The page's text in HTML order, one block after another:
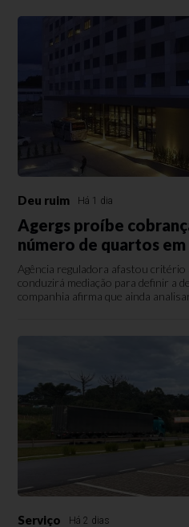
Deu ruim Há 1 dia
Agergs proíbe
número de quartos em
Agência reguladora afastou critério
conduzirá mediação para definir a
companhia afirma que ainda
Serviço Há 2 dias